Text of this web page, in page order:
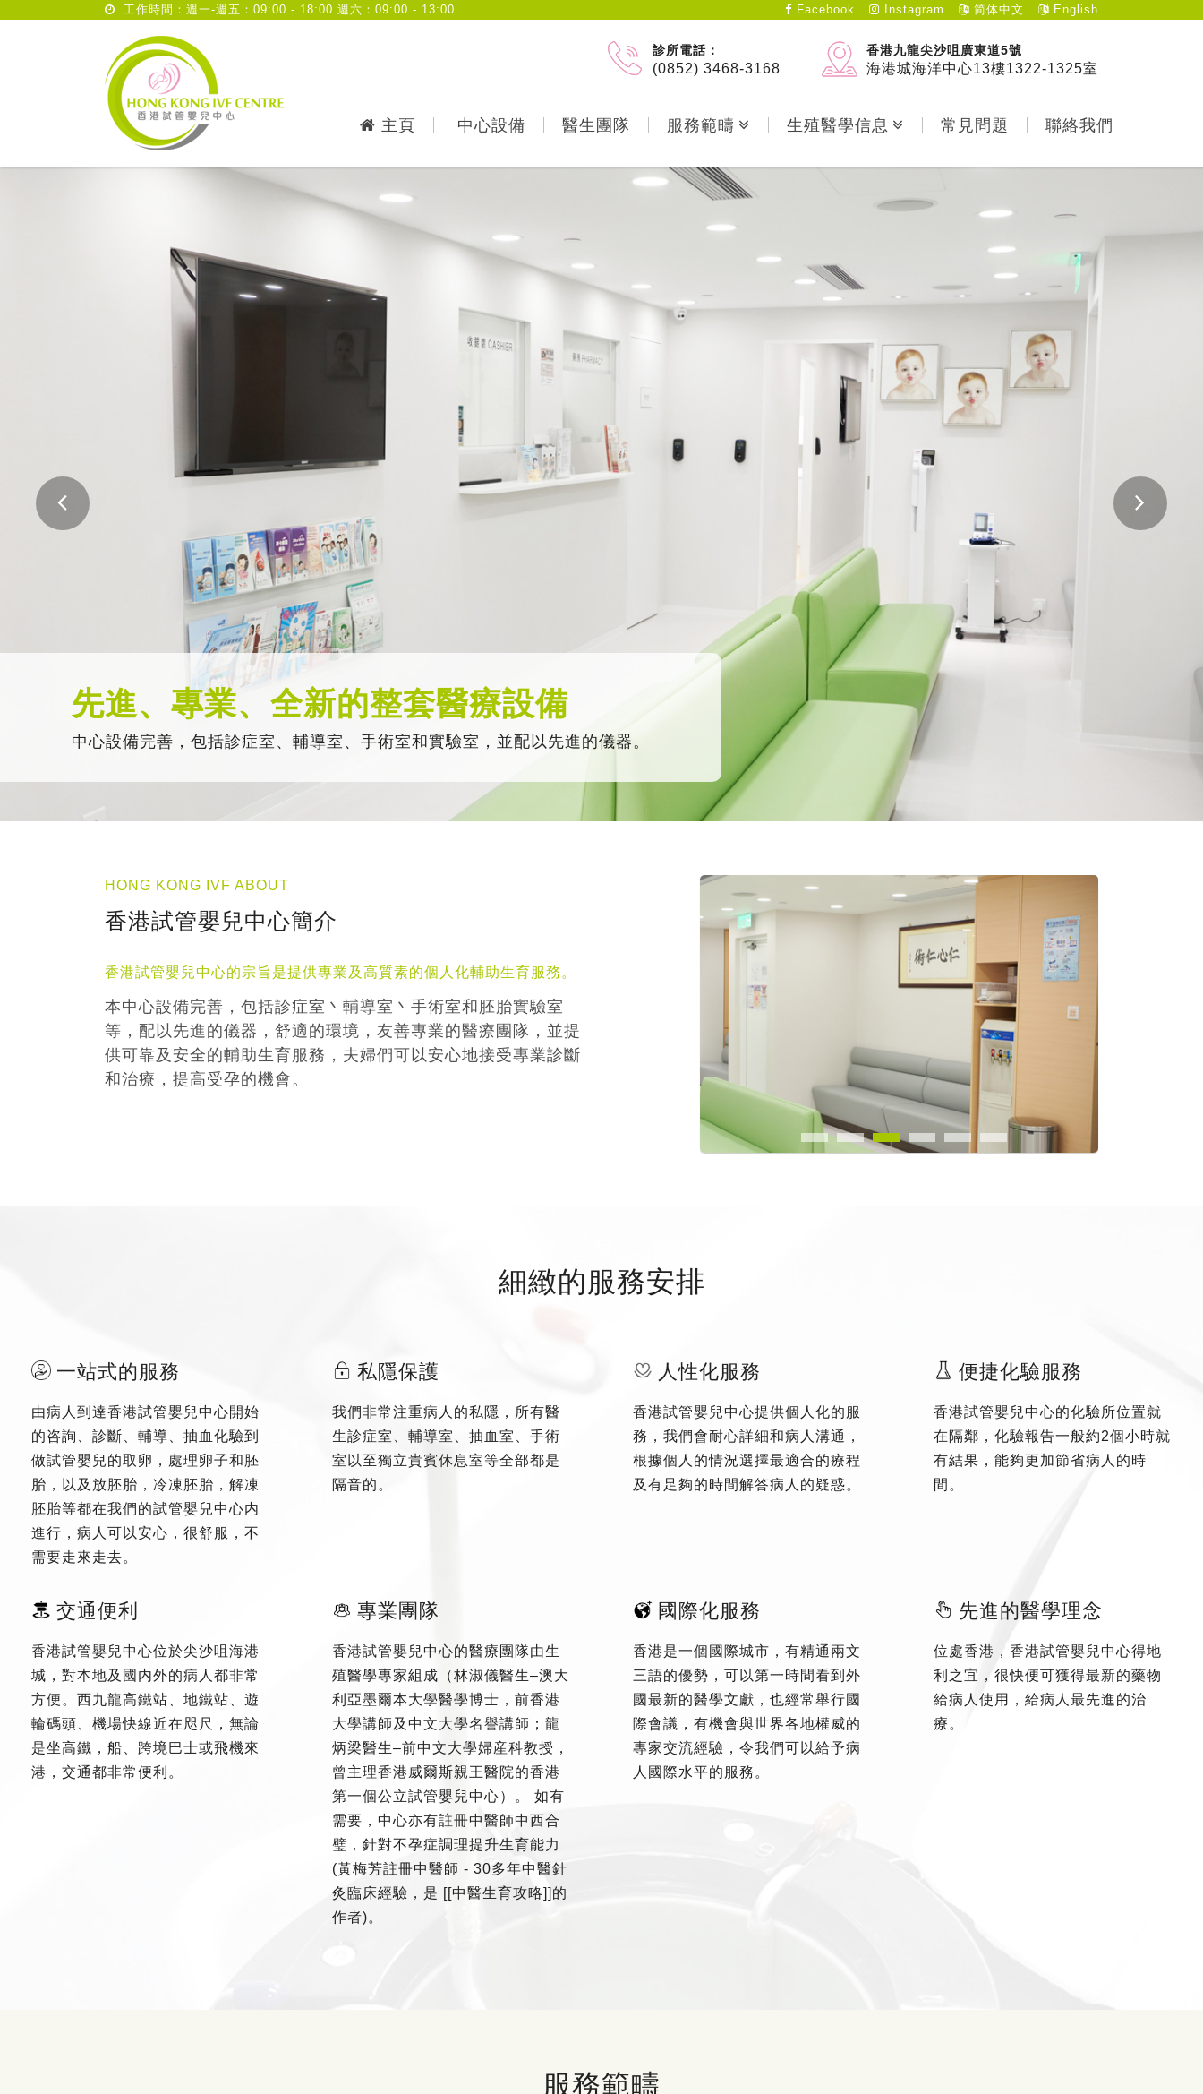
工作時間：週一-週五：09:00 - 18:00 週六：09:00 - 13:00 Facebook Instagram 简体中文 English
診所電話：
(0852) 3468-3168
香港九龍尖沙咀廣東道5號
海港城海洋中心13樓1322-1325室
主頁 中心設備 醫生團隊 服務範疇 生殖醫學信息 常見問題 聯絡我們
先進、專業、全新的整套醫療設備
中心設備完善，包括診症室、輔導室、手術室和實驗室，並配以先進的儀器。
HONG KONG IVF ABOUT
香港試管嬰兒中心簡介
香港試管嬰兒中心的宗旨是提供專業及高質素的個人化輔助生育服務。
本中心設備完善，包括診症室丶輔導室丶手術室和胚胎實驗室
等，配以先進的儀器，舒適的環境，友善專業的醫療團隊，並提
供可靠及安全的輔助生育服務，夫婦們可以安心地接受專業診斷
和治療，提高受孕的機會。
細緻的服務安排
一站式的服務
由病人到達香港試管嬰兒中心開始
的咨詢、診斷、輔導、抽血化驗到
做試管嬰兒的取卵，處理卵子和胚
胎，以及放胚胎，冷凍胚胎，解凍
胚胎等都在我們的試管嬰兒中心内
進行，病人可以安心，很舒服，不
需要走來走去。
私隱保護
我們非常注重病人的私隱，所有醫
生診症室、輔導室、抽血室、手術
室以至獨立貴賓休息室等全部都是
隔音的。
人性化服務
香港試管嬰兒中心提供個人化的服
務，我們會耐心詳細和病人溝通，
根據個人的情況選擇最適合的療程
及有足夠的時間解答病人的疑惑。
便捷化驗服務
香港試管嬰兒中心的化驗所位置就
在隔鄰，化驗報告一般約2個小時就
有結果，能夠更加節省病人的時
間。
交通便利
香港試管嬰兒中心位於尖沙咀海港
城，對本地及國内外的病人都非常
方便。西九龍高鐵站、地鐵站、遊
輪碼頭、機場快線近在咫尺，無論
是坐高鐵，船、跨境巴士或飛機來
港，交通都非常便利。
專業團隊
香港試管嬰兒中心的醫療團隊由生
殖醫學專家組成（林淑儀醫生–澳大
利亞墨爾本大學醫學博士，前香港
大學講師及中文大學名譽講師；龍
炳梁醫生–前中文大學婦産科教授，
曾主理香港威爾斯親王醫院的香港
第一個公立試管嬰兒中心）。 如有
需要，中心亦有註冊中醫師中西合
璧，針對不孕症調理提升生育能力
(黃梅芳註冊中醫師 - 30多年中醫針
灸臨床經驗，是 [[中醫生育攻略]]的
作者)。
國際化服務
香港是一個國際城市，有精通兩文
三語的優勢，可以第一時間看到外
國最新的醫學文獻，也經常舉行國
際會議，有機會與世界各地權威的
專家交流經驗，令我們可以給予病
人國際水平的服務。
先進的醫學理念
位處香港，香港試管嬰兒中心得地
利之宜，很快便可獲得最新的藥物
給病人使用，給病人最先進的治
療。
服務範疇